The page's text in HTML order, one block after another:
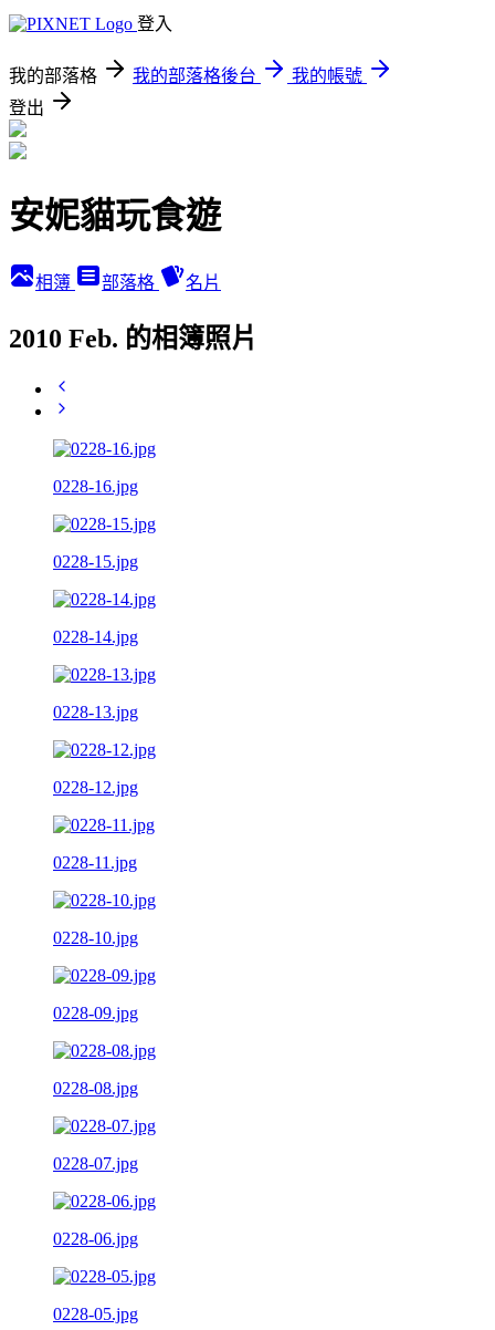
登入
我的部落格 我的部落格後台
我的帳號
登出
安妮貓玩食遊
相簿 部落格 名片
2010 Feb. 的相簿照片
0228-16.jpg
0228-15.jpg
0228-14.jpg
0228-13.jpg
0228-12.jpg
0228-11.jpg
0228-10.jpg
0228-09.jpg
0228-08.jpg
0228-07.jpg
0228-06.jpg
0228-05.jpg